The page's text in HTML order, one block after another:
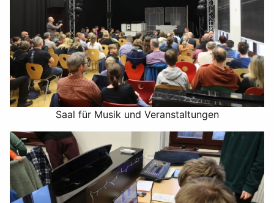
Saal für Musik und Veranstaltungen